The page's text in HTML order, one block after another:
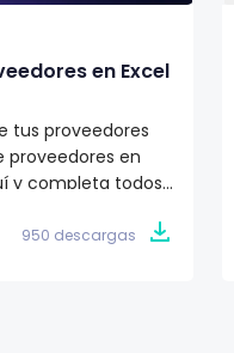
en Excel
tus proveedores
proveedores en
y completa todos
950 descargas